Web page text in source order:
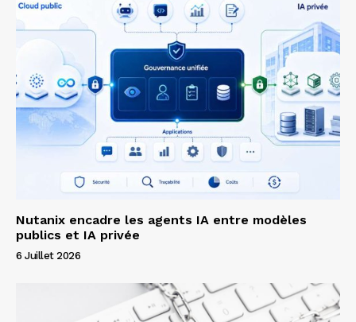
Nutanix encadre les agents IA entre modèles
publics et IA privée
6 Juillet 2026